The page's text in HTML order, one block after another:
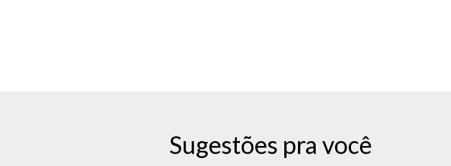
Sugestões pra você